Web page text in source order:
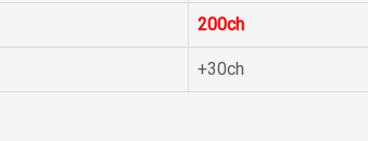
200ch
+30ch